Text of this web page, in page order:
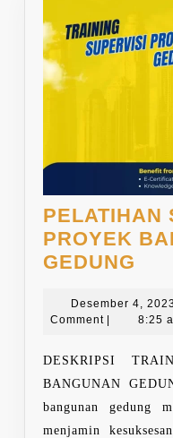
PELATIHAN
PROYEK
GEDUNG
Desember 4, 2023
Comment | 8:25
DESKRIPSI
BANGUNAN
bangunan gedung
menjamin